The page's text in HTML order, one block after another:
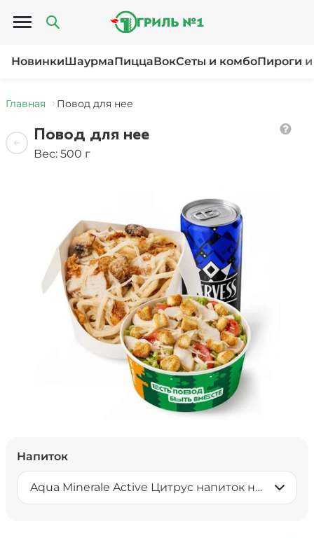
Открыть меню
НовинкиШаурмаПиццаВокСеты и комбоПироги
Главная Повод для нее
Повод для нее
Вес: 500 г
Напиток
Aqua Minerale Active Цитрус напиток негазированный 0,5 л